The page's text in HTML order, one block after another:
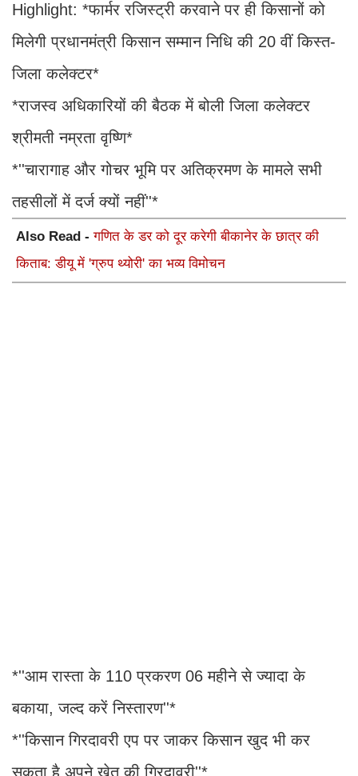
Highlight: *फार्मर रजिस्ट्री करवाने पर ही किसानों को
मिलेगी प्रधानमंत्री किसान सम्मान निधि की 20 वीं किस्त-
जिला कलेक्टर*
*राजस्व अधिकारियों की बैठक में बोली जिला कलेक्टर
श्रीमती नम्रता वृष्णि*
*''चारागाह और गोचर भूमि पर अतिक्रमण के मामले सभी
तहसीलों में दर्ज क्यों नहीं''*
Also Read -गणित के डर को दूर करेगी बीकानेर के छात्र की
किताब: डीयू में 'ग्रुप थ्योरी' का भव्य विमोचन
*''आम रास्ता के 110 प्रकरण 06 महीने से ज्यादा के
बकाया, जल्द करें निस्तारण''*
*''किसान गिरदावरी एप पर जाकर किसान खुद भी कर
सकता है अपने खेत की गिरदावरी''*